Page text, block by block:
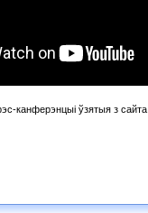
канферэнцыі ўзятыя з сайта